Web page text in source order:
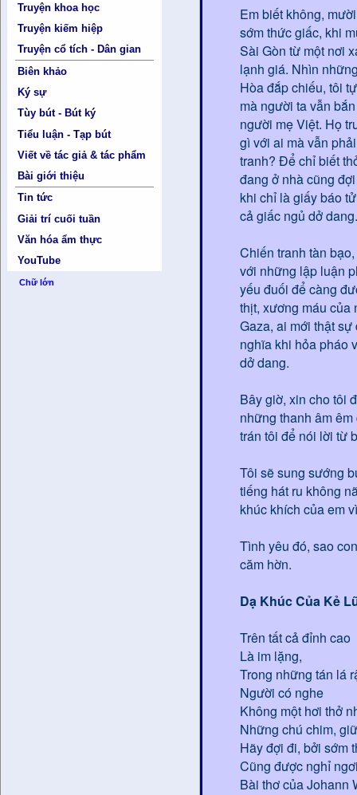
Truyện khoa học
Truyện kiếm hiệp
Truyện cổ tích - Dân gian
Biên khảo
Ký sự
Tùy bút - Bút ký
Tiểu luận - Tạp bút
Viết về tác giả & tác phẩm
Bài giới thiệu
Tin tức
Giải trí cuối tuần
Văn hóa ẩm thực
YouTube
Chữ lớn
Em biết không,
sớm thức giấc, khi
Sài Gòn từ một nơi
lạnh giá. Nhìn
Hòa đắp chiếu, tôi
mà người ta vẫn
người mẹ Việt. Họ
gì với ai mà vẫn
tranh? Để chỉ biết
đang ở nhà cũng
khi chỉ là giấy báo
cả giấc ngủ dở
Chiến tranh tàn
với những lập luận
yếu đuối để càng
thịt, xương máu của
Gaza, ai mới thật
nghĩa khi hỏa pháo
dở dang.
Bây giờ, xin cho tôi
những thanh âm
trán tôi để nói lời từ
Tôi sẽ sung sướng
tiếng hát ru không
khúc khích của em
Tình yêu đó, sao
căm hờn.
Dạ Khúc Của Kẻ
Trên tất cả đỉnh cao
Là im lặng,
Trong những tán lá
Người có nghe
Không một hơi thở
Những chú chim,
Hãy đợi đi, bởi sớm
Cũng được nghỉ
Bài thơ của Johann